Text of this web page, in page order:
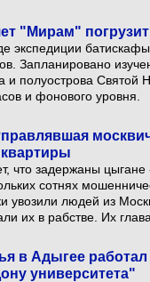
"Мирам"
экспедиции
Запланировано
и полуострова Святой
и фонового уровня.
что задержаны
сотнях
увозили людей из
их в рабстве. Их
в Адыгее
университета"